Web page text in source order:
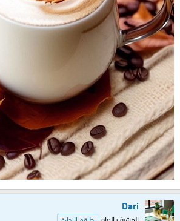
Dari
المشرف العام طاقم الإدارة